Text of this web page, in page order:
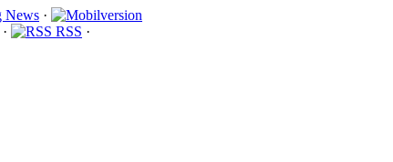
·
· RSS ·